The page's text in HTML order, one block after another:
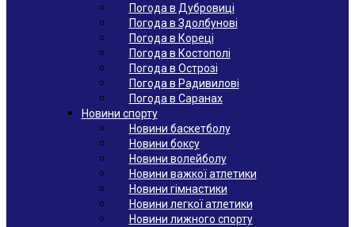
Погода в Дубровиці
Погода в Здолбунові
Погода в Кореці
Погода в Костополі
Погода в Острозі
Погода в Радивилові
Погода в Саранах
Новини спорту
Новини баскетболу
Новини боксу
Новини волейболу
Новини важкої атлетики
Новини гімнастики
Новини легкої атлетики
Новини лижного спорту